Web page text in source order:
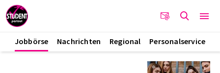
Jobbörse Nachrichten Regional Personalservice